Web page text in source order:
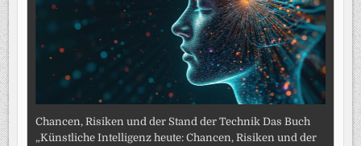
Chancen, Risiken und der Stand der Technik Das Buch
„Künstliche Intelligenz heute: Chancen, Risiken und der